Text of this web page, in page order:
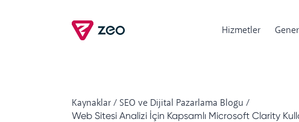
Hizmetler
Kaynaklar/SEO ve Dijital Pazarlama Blogu /
Web Sitesi Analizi İçin Kapsamlı Microsoft Clarity